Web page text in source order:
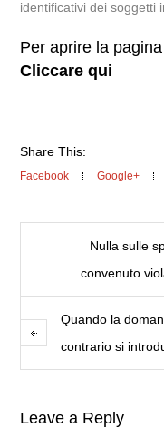
identificativi dei soggetti
Per aprire la
Cliccare qui
Share This:
Facebook Google+
Nulla sulle
convenuto
Quando la
contrario si
Leave a Reply